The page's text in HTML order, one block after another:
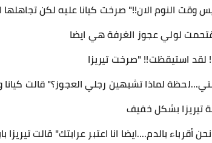
وقت النوم الان!!" صرخت كيانا عليه لكن تجاهلها
لولي عجوز الغرفة هي ايضا
لقد استيقظت!! "صرخت تيريزا
لماذا تشبهين رجلي العجوز؟" قالت كيانا
تيريزا بشكل خفيف
أقرباء بالدم....ايضا انا اعتبر عرابتك" قالت